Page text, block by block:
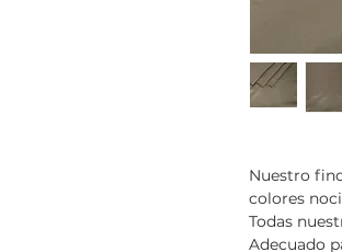
Nuestro
colores
Todas
Adecuado